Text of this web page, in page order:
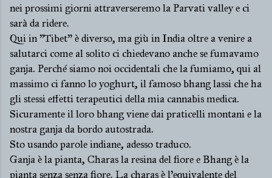
nei prossimi giorni attraverseremo la Parvati valley e ci
sarà da ridere.
Qui in "Tibet" è diverso, ma giù in India oltre a venire a
salutarci come al solito ci chiedevano anche se fumavamo
ganja. Perché siamo noi occidentali che la fumiamo, qui al
massimo ci fanno lo yoghurt, il famoso bhang lassi che ha
gli stessi effetti terapeutici della mia cannabis medica.
Sicuramente il loro bhang viene dai praticelli montani e la
nostra ganja da bordo autostrada.
Sto usando parole indiane, adesso traduco.
Ganja è la pianta, Charas la resina del fiore e Bhang è la
pianta senza senza fiore. La charas è l'equivalente del